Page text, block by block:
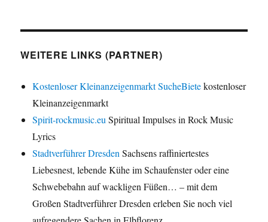
WEITERE LINKS (PARTNER)
Kostenloser Kleinanzeigenmarkt SucheBietekostenloser
Kleinanzeigenmarkt
Spirit-rockmusic.eu Spiritual Impulses in Rock Music
Lyrics
Stadtverführer Dresden Sachsens raffiniertestes
Liebesnest, lebende Kühe im Schaufenster oder eine
Schwebebahn auf wackligen Füßen… – mit dem
Großen Stadtverführer Dresden erleben Sie noch viel